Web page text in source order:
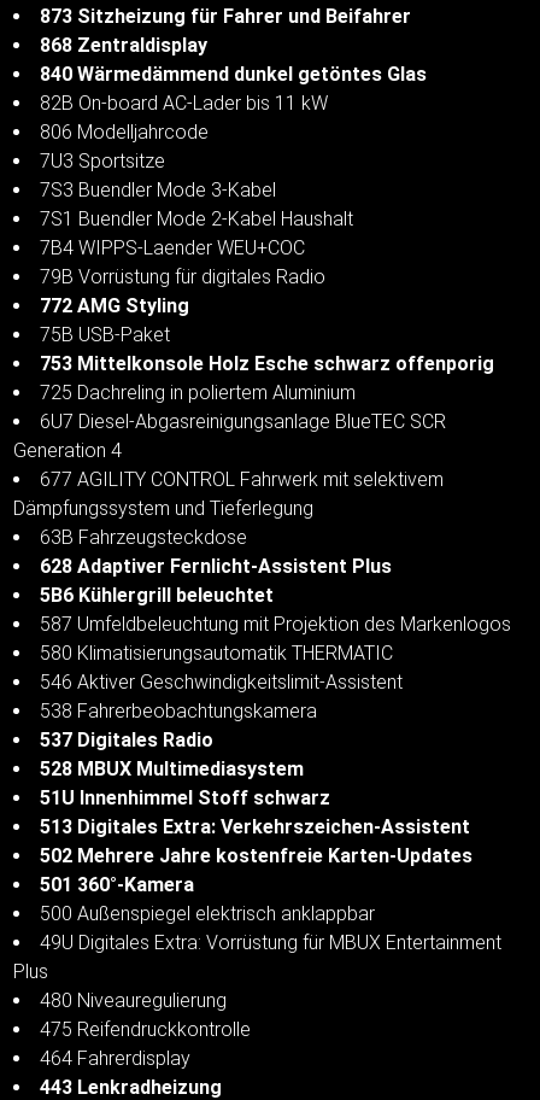
873 Sitzheizung für Fahrer und Beifahrer
868 Zentraldisplay
840 Wärmedämmend dunkel getöntes Glas
82B On-board AC-Lader bis 11 kW
806 Modelljahrcode
7U3 Sportsitze
7S3 Buendler Mode 3-Kabel
7S1 Buendler Mode 2-Kabel Haushalt
7B4 WIPPS-Laender WEU+COC
79B Vorrüstung für digitales Radio
772 AMG Styling
75B USB-Paket
753 Mittelkonsole Holz Esche schwarz offenporig
725 Dachreling in poliertem Aluminium
6U7 Diesel-Abgasreinigungsanlage BlueTEC SCR
Generation 4
677 AGILITY CONTROL Fahrwerk mit selektivem
Dämpfungssystem und Tieferlegung
63B Fahrzeugsteckdose
628 Adaptiver Fernlicht-Assistent Plus
5B6 Kühlergrill beleuchtet
587 Umfeldbeleuchtung mit Projektion des Markenlogos
580 Klimatisierungsautomatik THERMATIC
546 Aktiver Geschwindigkeitslimit-Assistent
538 Fahrerbeobachtungskamera
537 Digitales Radio
528 MBUX Multimediasystem
51U Innenhimmel Stoff schwarz
513 Digitales Extra: Verkehrszeichen-Assistent
502 Mehrere Jahre kostenfreie Karten-Updates
501 360°-Kamera
500 Außenspiegel elektrisch anklappbar
49U Digitales Extra: Vorrüstung für MBUX Entertainment
Plus
480 Niveauregulierung
475 Reifendruckkontrolle
464 Fahrerdisplay
443 Lenkradheizung